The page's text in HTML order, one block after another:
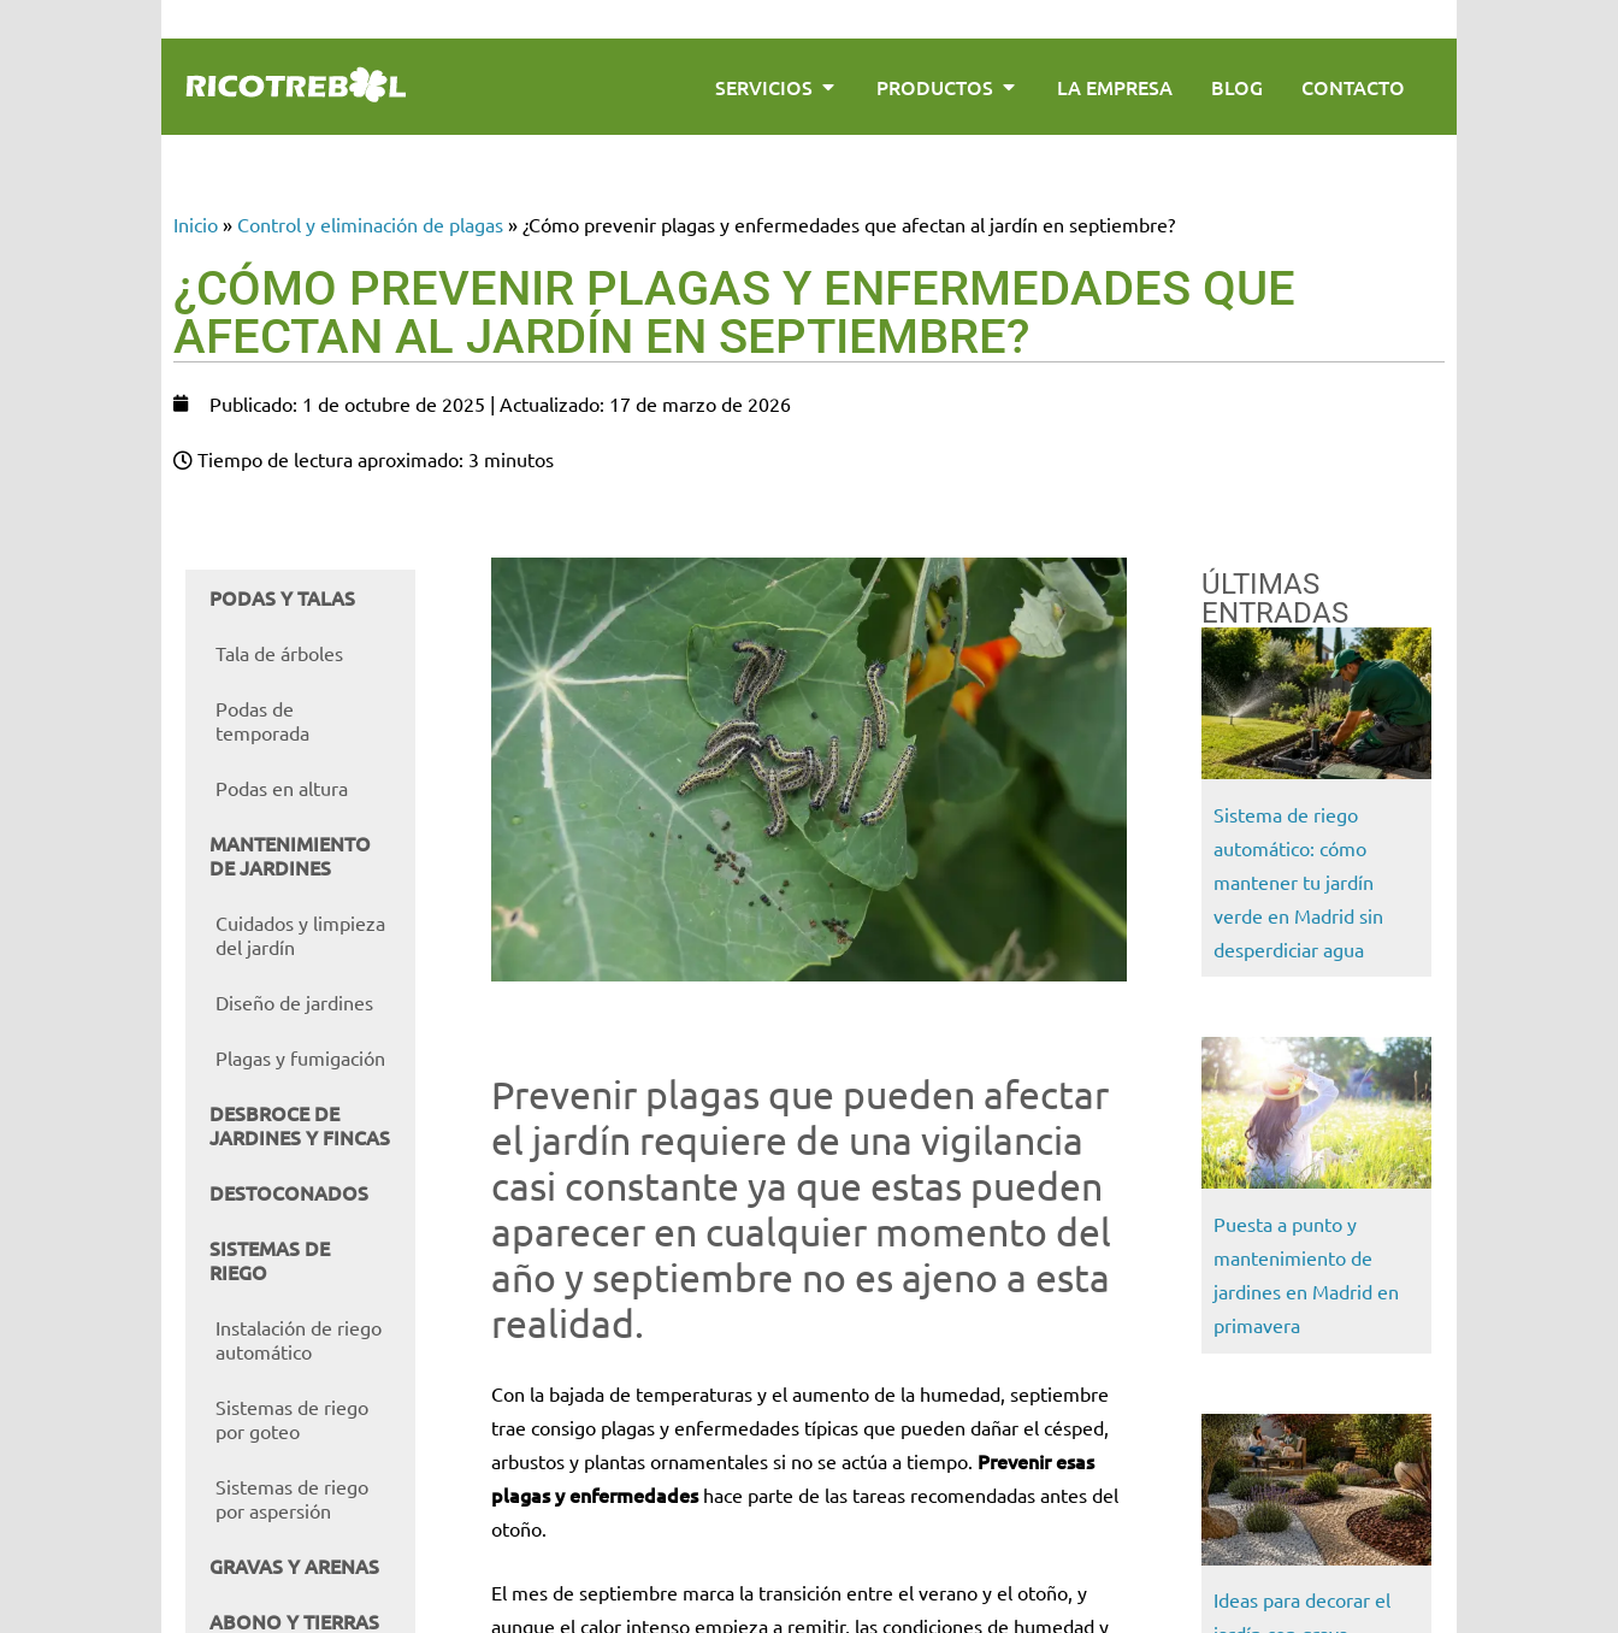
SERVICIOS PRODUCTOS LA EMPRESA BLOG CONTACTO
Inicio » Control y eliminación de plagas » ¿Cómo prevenir plagas y enfermedades que afectan al jardín en septiembre?
¿CÓMO PREVENIR PLAGAS Y ENFERMEDADES QUE
AFECTAN AL JARDÍN EN SEPTIEMBRE?
Publicado: 1 de octubre de 2025 | Actualizado: 17 de marzo de 2026
Tiempo de lectura aproximado: 3 minutos
PODAS Y TALAS
Tala de árboles
Podas de
temporada
Podas en altura
MANTENIMIENTO
DE JARDINES
Cuidados y limpieza
del jardín
Diseño de jardines
Plagas y fumigación
DESBROCE DE
JARDINES Y FINCAS
DESTOCONADOS
SISTEMAS DE
RIEGO
Instalación de riego
automático
Sistemas de riego
por goteo
Sistemas de riego
por aspersión
GRAVAS Y ARENAS
ABONO Y TIERRAS
Prevenir plagas que pueden afectar
el jardín requiere de una vigilancia
casi constante ya que estas pueden
aparecer en cualquier momento del
año y septiembre no es ajeno a esta
realidad.
Con la bajada de temperaturas y el aumento de la humedad, septiembre
trae consigo plagas y enfermedades típicas que pueden dañar el césped,
arbustos y plantas ornamentales si no se actúa a tiempo. Prevenir esas
plagas y enfermedadeshace parte de las tareas recomendadas antes del
otoño.
El mes de septiembre marca la transición entre el verano y el otoño, y
aunque el calor intenso empieza a remitir, las condiciones de humedad y
ÚLTIMAS
ENTRADAS
Sistema de riego
automático: cómo
mantener tu jardín
verde en Madrid sin
desperdiciar agua
Puesta a punto y
mantenimiento de
jardines en Madrid en
primavera
Ideas para decorar el